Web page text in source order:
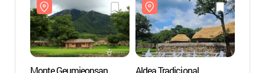
Monte Geumjeonsan
Aldea Tradicional